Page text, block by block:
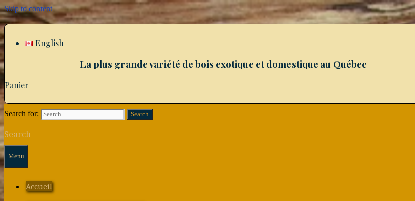
Skip to content
English
La plus grande variété de bois exotique et domestique au Québec
Panier
Search for:
Search
Menu
Accueil